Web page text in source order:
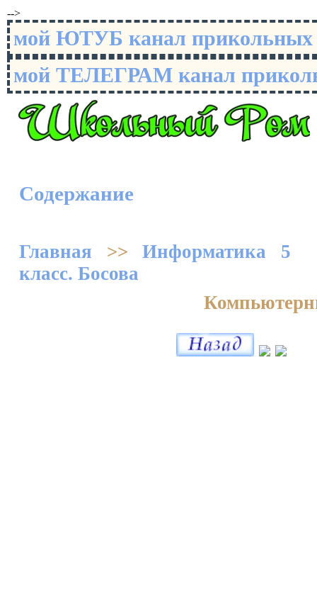
-->
мой ЮТУБ канал
мой ТЕЛЕГРАМ канал
Содержание
Главная >>Информатика 5
класс. Босова